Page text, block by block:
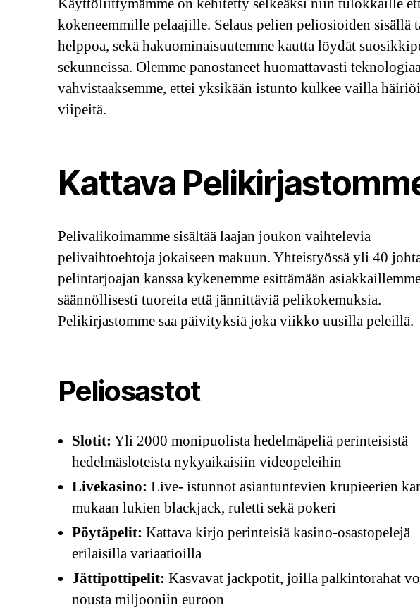
Käyttöliittymämme on kehitetty selkeäksi niin tulokkaille
kokeneemmille pelaajille. Selaus pelien peliosioiden sisällä
helppoa, sekä hakuominaisuutemme kautta löydät
sekunneissa. Olemme panostaneet huomattavasti
vahvistaaksemme, ettei yksikään istunto kulkee vailla
viipeitä.
Kattava
Pelivalikoimamme sisältää laajan joukon vaihtelevia
pelivaihtoehtoja jokaiseen makuun. Yhteistyössä yli 40
pelintarjoajan kanssa kykenemme esittämään
säännöllisesti tuoreita että jännittäviä pelikokemuksia.
Pelikirjastomme saa päivityksiä joka viikko uusilla peleillä.
Peliosastot
Slotit: Yli 2000 monipuolista hedelmäpeliä perinteisistä
hedelmäsloteista nykyaikaisiin videopeleihin
Livekasino: Live- istunnot asiantuntevien krupieerien
mukaan lukien blackjack, ruletti sekä pokeri
Pöytäpelit: Kattava kirjo perinteisiä kasino-osastopelejä
erilaisilla variaatioilla
Jättipottipelit: Kasvavat jackpotit, joilla palkintorahat
nousta miljooniin euroon